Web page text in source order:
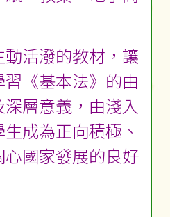
活潑的教材，讓
《基本法》的由
層意義，由淺入
成為正向積極、
國家發展的良好